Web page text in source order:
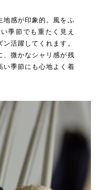
地感が印象的。風をふ
季節でも重たく見え
活躍してくれます。
、微かなシャリ感が残
い季節にも心地よく着